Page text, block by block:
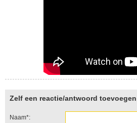
Zelf een reactie/antwoord toevoegen
Naam*: